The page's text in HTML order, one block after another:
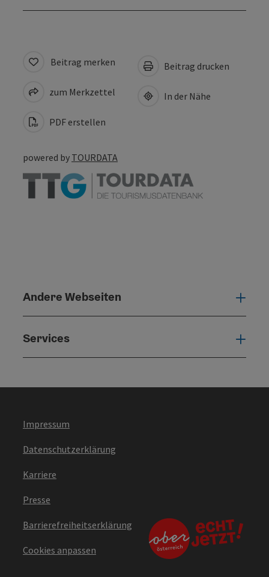
Beitrag merken
zum Merkzettel
PDF erstellen
Beitrag drucken
In der Nähe
powered by TOURDATA
Andere Webseiten
Services
Impressum
Datenschutzerklärung
Karriere
Presse
Barrierefreiheitserklärung
Cookies anpassen